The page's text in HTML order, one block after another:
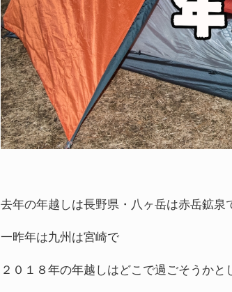
去年の年越しは長野県・八ヶ岳は赤岳鉱泉
一昨年は九州は宮崎で
２０１８年の年越しはどこで過ごそうかと